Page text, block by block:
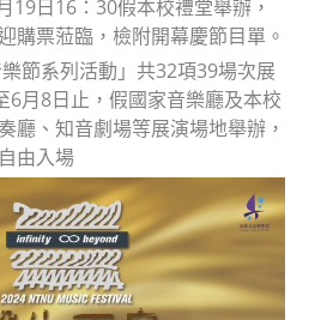
19日16：30假本校禮堂舉辦，
購票蒞臨，檢附開幕慶節目單。
節系列活動」共32項39場次展
6月8日止，假國家音樂廳及本校
廳、知音劇場等展演場地舉辦，
由入場